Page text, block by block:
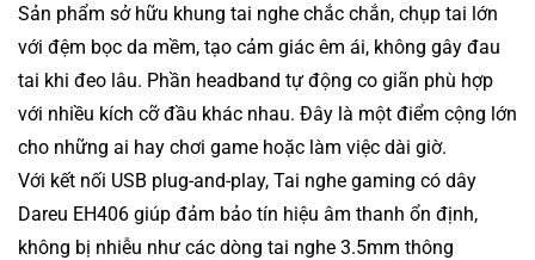
Sản phẩm sở hữu khung tai nghe chắc chắn, chụp tai lớn
với đệm bọc da mềm, tạo cảm giác êm ái, không gây đau
tai khi đeo lâu. Phần headband tự động co giãn phù hợp
với nhiều kích cỡ đầu khác nhau. Đây là một điểm cộng lớn
cho những ai hay chơi game hoặc làm việc dài giờ.
Với kết nối USB plug-and-play, Tai nghe gaming có dây
Dareu EH406 giúp đảm bảo tín hiệu âm thanh ổn định,
không bị nhiễu như các dòng tai nghe 3.5mm thông